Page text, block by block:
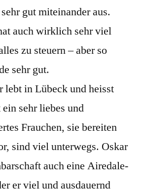
gut miteinander aus.
auch wirklich sehr viel
zu steuern – aber so
sehr gut.
in Lübeck und heisst
sehr liebes und
Frauchen, sie bereiten
sind viel unterwegs. Oskar
auch eine Airedale-
er viel und ausdauernd